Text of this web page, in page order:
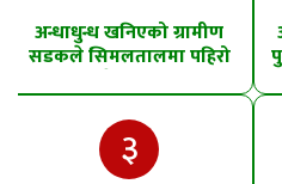
अन्धाधुन्ध खनिएको ग्रामीण
सडकले सिमलतालमा पहिरो
३